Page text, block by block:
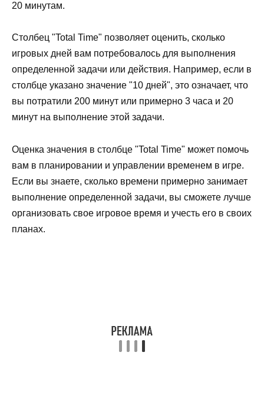
20 минутам.
Столбец "Total Time" позволяет оценить, сколько
игровых дней вам потребовалось для выполнения
определенной задачи или действия. Например, если в
столбце указано значение "10 дней", это означает, что
вы потратили 200 минут или примерно 3 часа и 20
минут на выполнение этой задачи.
Оценка значения в столбце "Total Time" может помочь
вам в планировании и управлении временем в игре.
Если вы знаете, сколько времени примерно занимает
выполнение определенной задачи, вы сможете лучше
организовать свое игровое время и учесть его в своих
планах.